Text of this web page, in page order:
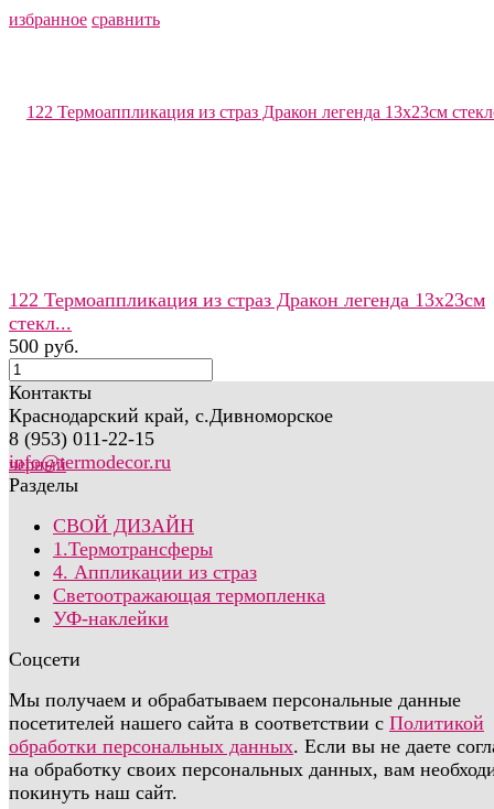
избранное сравнить
122 Термоаппликация из страз Дракон легенда 13х23см
стекл...
500 руб.
Контакты
Краснодарский край, с.Дивноморское
8 (953) 011-22-15
info@termodecor.ru
Разделы
СВОЙ ДИЗАЙН
1.Термотрансферы
4. Аппликации из страз
Светоотражающая термопленка
УФ-наклейки
Соцсети
Мы получаем и обрабатываем персональные данные
посетителей нашего сайта в соответствии с Политикой
обработки персональных данных. Если вы не даете
на обработку своих персональных данных, вам
покинуть наш сайт.